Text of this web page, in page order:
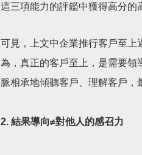
這三項能力的評鑑中獲得高分的
可見，上文中企業推行客戶至上
為，真正的客戶至上，是需要領
脈相承地傾聽客戶、理解客戶，
2. 結果導向≠對他人的感召力